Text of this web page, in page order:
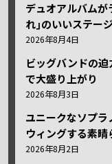
デュオアルバム
れ｣のいいステー
2026年8月4日
ビッグバンドの
で大盛り上がり
2026年8月3日
ユニークなソプ
ウィングする素
2026年8月2日